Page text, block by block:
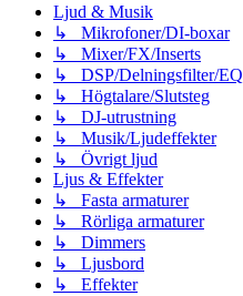
Ljud & Musik
↳ Mikrofoner/DI-boxar
↳ Mixer/FX/Inserts
↳ DSP/Delningsfilter/EQ
↳ Högtalare/Slutsteg
↳ DJ-utrustning
↳ Musik/Ljudeffekter
↳ Övrigt ljud
Ljus & Effekter
↳ Fasta armaturer
↳ Rörliga armaturer
↳ Dimmers
↳ Ljusbord
↳ Effekter